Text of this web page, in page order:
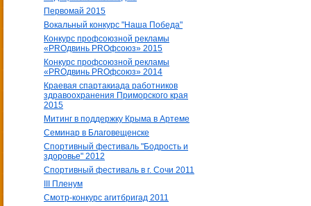
Первомай 2015
Вокальный конкурс "Наша Победа"
Конкурс профсоюзной рекламы
«PROдвинь РRОфсоюз» 2015
Конкурс профсоюзной рекламы
«PROдвинь РRОфсоюз» 2014
Краевая спартакиада работников
здравоохранения Приморского края
2015
Митинг в поддержку Крыма в Артеме
Семинар в Благовещенске
Спортивный фестиваль "Бодрость и
здоровье" 2012
Спортивный фестиваль в г. Сочи 2011
III Пленум
Смотр-конкурс агитбригад 2011